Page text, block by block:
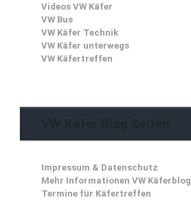
Videos VW Käfer
VW Bus
VW Käfer Technik
VW Käfer unterwegs
VW Käfertreffen
Impressum & Datenschutz
Mehr Informationen VW Käferblog
Termine für Käfertreffen